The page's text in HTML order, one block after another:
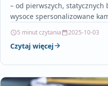
– od pierwszych, statycznych
wysoce spersonalizowane
Opisuje,…
5 minut czytania 2025-10-03
Czytaj więcej